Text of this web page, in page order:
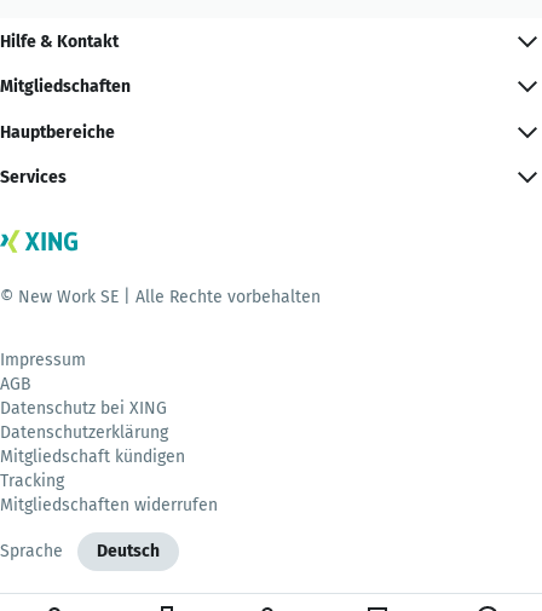
Hilfe & Kontakt
Mitgliedschaften
Hauptbereiche
Services
© New Work SE | Alle Rechte vorbehalten
Impressum
AGB
Datenschutz bei XING
Datenschutzerklärung
Mitgliedschaft kündigen
Tracking
Mitgliedschaften widerrufen
Sprache Deutsch